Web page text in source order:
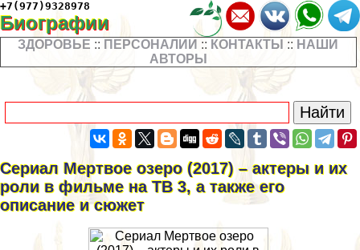
+7(977)9328978
Биографии
ЗДОРОВЬЕ :: ПЕРСОНАЛИИ :: КОНТАКТЫ :: НАШИ
АВТОРЫ
Сериал Мертвое озеро (2017) – актеры и их
роли в фильме на ТВ 3, а также его
описание и сюжет